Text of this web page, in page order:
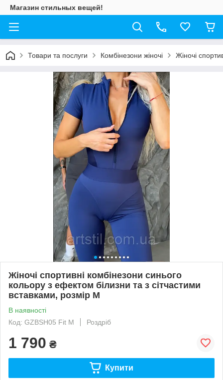
Магазин стильных вещей!
Товари та послуги Комбінезони жіночі Жіночі
Жіночі спортивні комбінезони синього
кольору з ефектом білизни та з сітчастими
вставками, розмір M
В наявності
Код: GZBSH05 Fit M
Роздріб
1 790 ₴
Купити